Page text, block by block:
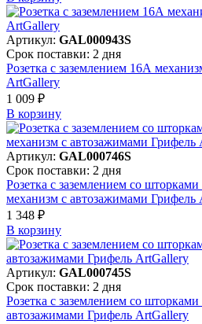
Артикул: GAL000943S
Срок поставки: 2 дня
Розетка с заземлением 16А
ArtGallery
1 009 ₽
В корзинy
Артикул: GAL000746S
Срок поставки: 2 дня
Розетка с заземлением со
механизм с автозажимами Грифель
1 348 ₽
В корзинy
Артикул: GAL000745S
Срок поставки: 2 дня
Розетка с заземлением со
автозажимами Грифель ArtGallery